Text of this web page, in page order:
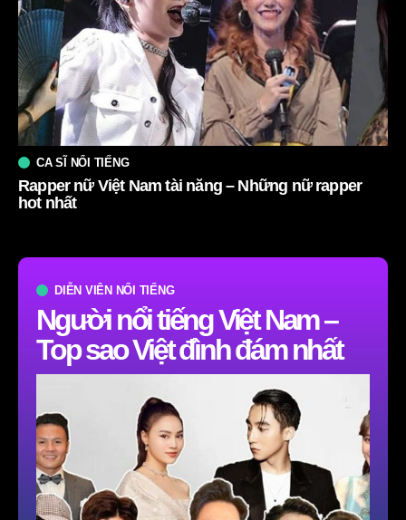
DIỄN VIÊN NỔI TIẾNG
Người nổi tiếng Việt Nam –
Top sao Việt đình đám nhất
CA SĨ NỔI TIẾNG
Rapper nữ Việt Nam tài năng – Những nữ rapper
hot nhất